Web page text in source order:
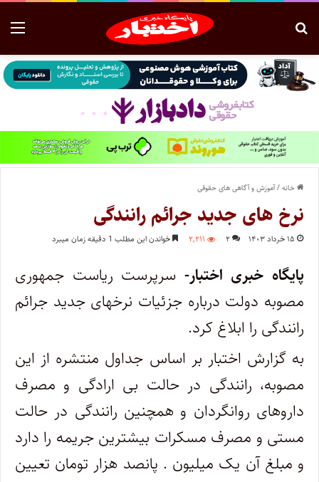
خانه/آموزش و آگاهی های حقوقی
نرخ های جدید جرائم رانندگی
۱۵ خرداد ۱۴۰۳ ۲ ۲,۲۱۱ خواندن این مطلب 1 دقیقه زمان میبرد
پایگاه خبری اختبار- سرپرست ریاست جمهوری
مصوبه دولت درباره جزئیات نرخهای جدید جرائم
رانندگی را ابلاغ کرد.
به گزارش اختبار بر اساس جداول منتشره از این
مصوبه، رانندگی در حالت بی ارادگی و مصرف
داروهای روانگردان و همچنین رانندگی در حالت
مستی و مصرف مسکرات بیشترین جریمه را دارد
و مبلغ آن یک میلیون . پانصد هزار تومان تعیین